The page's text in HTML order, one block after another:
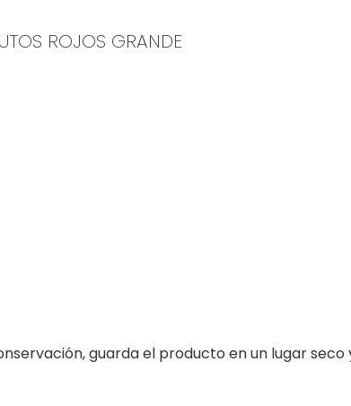
ROJOS GRANDE
guarda el producto en un lugar